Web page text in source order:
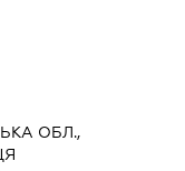
ОБЛ.,